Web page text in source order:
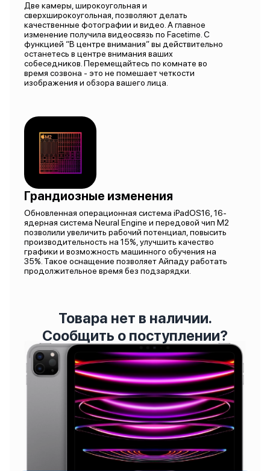
Две камеры, широкоугольная и
сверхширокоугольная, позволяют делать
качественные фотографии и видео. А главное
изменение получила видеосвязь по Facetime. С
функцией “В центре внимания” вы действительно
останетесь в центре внимания ваших
собеседников. Перемещайтесь по комнате во
время созвона - это не помешает четкости
изображения и обзора вашего лица.
Грандиозные изменения
Обновленная операционная система iPadOS16, 16-
ядерная система Neural Engine и передовой чип M2
позволили увеличить рабочий потенциал, повысить
производительность на 15%, улучшить качество
графики и возможность машинного обучения на
35%. Такое оснащение позволяет Айпаду работать
продолжительное время без подзарядки.
Товара нет в наличии.
Сообщить о поступлении?